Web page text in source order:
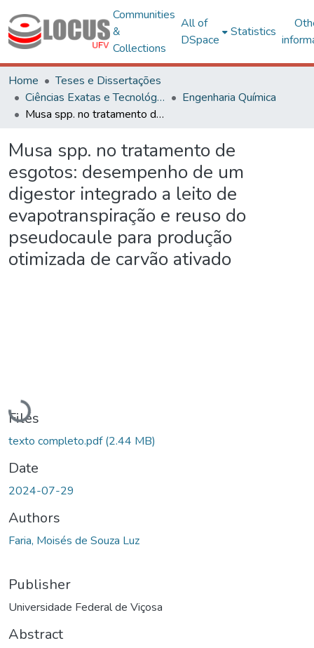
Communities
&
Collections
All of
DSpace
Statistics
Home
Teses e Dissertações
Ciências Exatas e Tecnológicas
Engenharia Química
Musa spp. no tratamento de esgotos: desempenho de um digestor integrado a leito de evapotranspiração e reuso do pseudocaule para produção otimizada de carvão ativado
Musa spp. no tratamento de
esgotos: desempenho de um
digestor integrado a leito de
evapotranspiração e reuso do
pseudocaule para produção
otimizada de carvão ativado
Loading...
Files
texto completo.pdf(2.44 MB)
Date
2024-07-29
Authors
Faria, Moisés de Souza Luz
Publisher
Universidade Federal de Viçosa
Abstract